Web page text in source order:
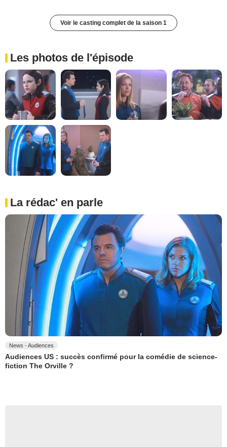
Voir le casting complet de la saison 1
Les photos de l'épisode
La rédac' en parle
News - Audiences
Audiences US : succès confirmé pour la comédie de science-
fiction The Orville ?